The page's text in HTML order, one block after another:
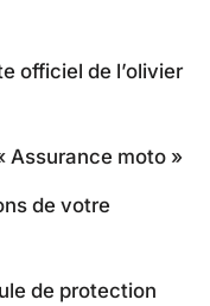
officiel de l’olivier
Assurance moto »
de votre
de protection